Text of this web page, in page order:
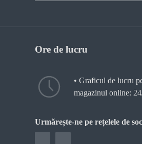
Ore de lucru
• Graficul de lucru
magazinul online:
Urmărește-ne pe rețelele de